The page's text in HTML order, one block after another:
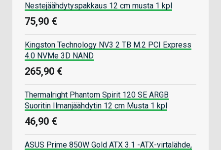
Nestejäähdytyspakkaus 12 cm musta 1 kpl
75,90 €
Kingston Technology NV3 2 TB M.2 PCI Express
4.0 NVMe 3D NAND
265,90 €
Thermalright Phantom Spirit 120 SE ARGB
Suoritin Ilmanjäähdytin 12 cm Musta 1 kpl
46,90 €
ASUS Prime 850W Gold ATX 3.1 -ATX-virtalähde,